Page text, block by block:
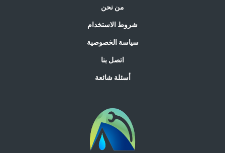
من نحن
شروط الاستخدام
سياسة الخصوصية
اتصل بنا
أسئلة شائعة